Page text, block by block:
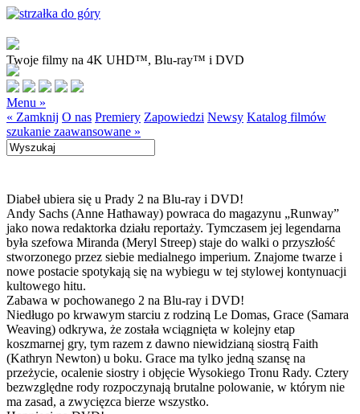
Twoje filmy na 4K UHD™, Blu-ray™ i DVD
Menu »
« Zamknij O nas Premiery Zapowiedzi Newsy Katalog filmów
szukanie zaawansowane »
Diabeł ubiera się u Prady 2 na Blu-ray i DVD!
Andy Sachs (Anne Hathaway) powraca do magazynu „Runway”
jako nowa redaktorka działu reportaży. Tymczasem jej legendarna
była szefowa Miranda (Meryl Streep) staje do walki o przyszłość
stworzonego przez siebie medialnego imperium. Znajome twarze i
nowe postacie spotykają się na wybiegu w tej stylowej kontynuacji
kultowego hitu.
Zabawa w pochowanego 2 na Blu-ray i DVD!
Niedługo po krwawym starciu z rodziną Le Domas, Grace (Samara
Weaving) odkrywa, że została wciągnięta w kolejny etap
koszmarnej gry, tym razem z dawno niewidzianą siostrą Faith
(Kathryn Newton) u boku. Grace ma tylko jedną szansę na
przeżycie, ocalenie siostry i objęcie Wysokiego Tronu Rady. Cztery
bezwzględne rody rozpoczynają brutalne polowanie, w którym nie
ma zasad, a zwycięzca bierze wszystko.